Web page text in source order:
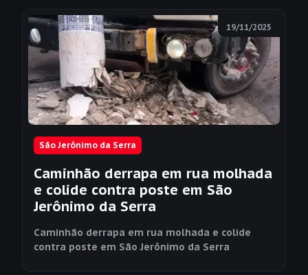
19/11/2025
São Jerônimo da Serra
Caminhão derrapa em rua molhada
e colide contra poste em São
Jerônimo da Serra
Caminhão derrapa em rua molhada e colide
contra poste em São Jerônimo da Serra